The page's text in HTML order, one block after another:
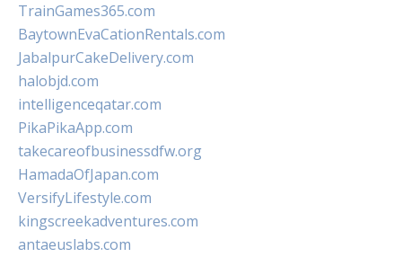
TrainGames365.com
BaytownEvaCationRentals.com
JabalpurCakeDelivery.com
halobjd.com
intelligenceqatar.com
PikaPikaApp.com
takecareofbusinessdfw.org
HamadaOfJapan.com
VersifyLifestyle.com
kingscreekadventures.com
antaeuslabs.com